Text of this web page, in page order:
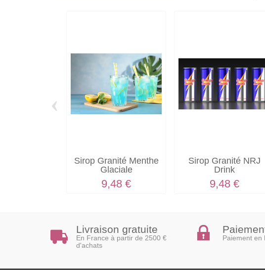
Sirop Granité Menthe
Glaciale
9,48 €
Sirop Granité NRJ
Drink
9,48 €
‹
Livraison gratuite
En France à partir de 2500 €
d'achats
Paiement en